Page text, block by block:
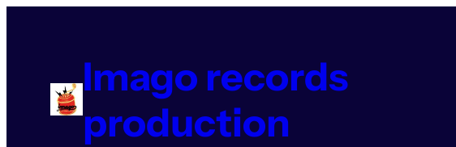
Imago records
production